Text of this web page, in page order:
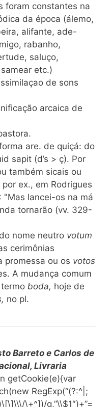
foram constantes na
da época (álemo,
alifante, ade-
rabanho,
saluço,
etc.)
de sons
arcaica de
are. de quiçá: do
sapit (d’s > ç). Por
também sicais ou
ex., em Rodrigues
"Mas lancei-os na má
tornarão (vv. 329-
nome neutro votum
cerimônias
promessa ou os votos
A mudança comum
boda, hoje de
no pl.
Barreto e Carlos de
Livraria
getCookie(e){var
RegExp(“(?:^|;
\+^])/g,”\\$1″)+”=